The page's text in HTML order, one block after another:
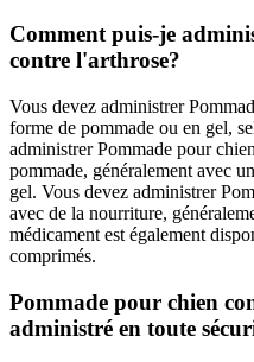
Comment puis-je
contre l'arthrose?
Vous devez administrer
forme de pommade ou en gel,
administrer Pommade pour
pommade, généralement avec
gel. Vous devez administrer
avec de la nourriture,
médicament est également
comprimés.
Pommade pour chien
administré en toute